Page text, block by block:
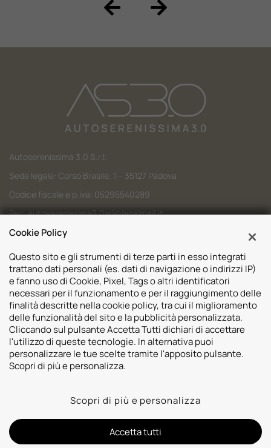
Autoserenissima 3.0 S.r.l.
Sede legale: Corso Brasile, 1 – 35127 Padova
Codice fiscale e p.iva: 05295540289
Pec:autoserenissima3.0srl@legalmail.it
Codice SDI: M5UXCR1
Sedi
Volvo Padova
Volvo Venezia
Usato Padova
Mazda Padova
Lynk&co. Padova
Lynk&co. Venezia
Polestar Padova
Risorse
Valuta il tuo Usato
Contatti
Promozioni
Cookie PolicyWhistleblowing
Informativa sulla trasparenza assicurativa
Designed by:
Cookie Policy
Questo sito e gli strumenti di terze parti in esso integrati
trattano dati personali (es. dati di navigazione o indirizzi IP)
e fanno uso di Cookie, Pixel, Tags o altri identificatori
necessari per il funzionamento e per il raggiungimento delle
finalità descritte nella cookie policy, tra cui il miglioramento
delle funzionalità del sito e la pubblicità personalizzata.
Cliccando sul pulsante Accetta Tutti dichiari di accettare
l'utilizzo di queste tecnologie. In alternativa puoi
personalizzare le tue scelte tramite l'apposito pulsante.
Scopri di più e personalizza.
Scopri di più e personalizza
Accetta tutti